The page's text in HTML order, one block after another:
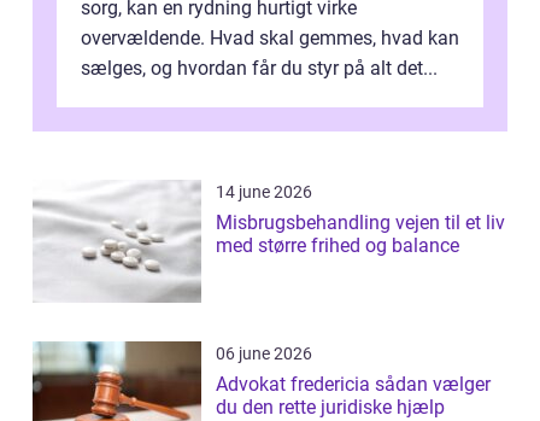
sorg, kan en rydning hurtigt virke
overvældende. Hvad skal gemmes, hvad kan
sælges, og hvordan får du styr på alt det...
14 june 2026
Misbrugsbehandling vejen til et liv
med større frihed og balance
06 june 2026
Advokat fredericia sådan vælger
du den rette juridiske hjælp